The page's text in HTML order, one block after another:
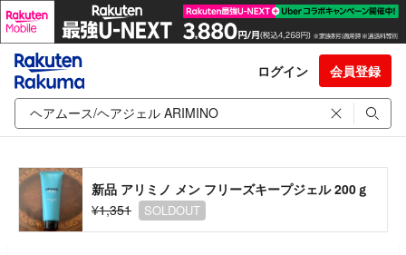
ログイン 会員登録
新品 アリミノ メン フリーズキープジェル 200ｇ
¥1,351
SOLDOUT